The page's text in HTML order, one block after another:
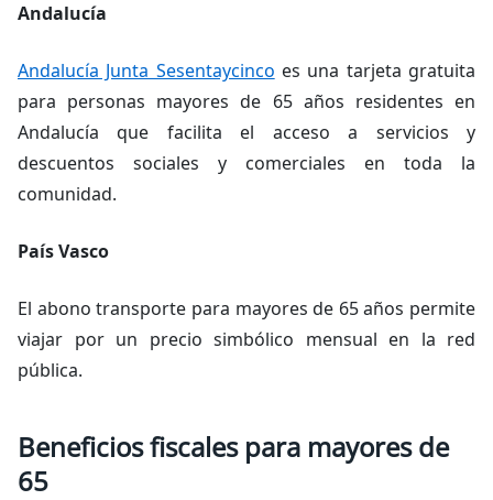
Andalucía
Andalucía Junta Sesentaycinco es una tarjeta gratuita
para personas mayores de 65 años residentes en
Andalucía que facilita el acceso a servicios y
descuentos sociales y comerciales en toda la
comunidad.
País Vasco
El abono transporte para mayores de 65 años permite
viajar por un precio simbólico mensual en la red
pública.
Beneficios fiscales para mayores de
65